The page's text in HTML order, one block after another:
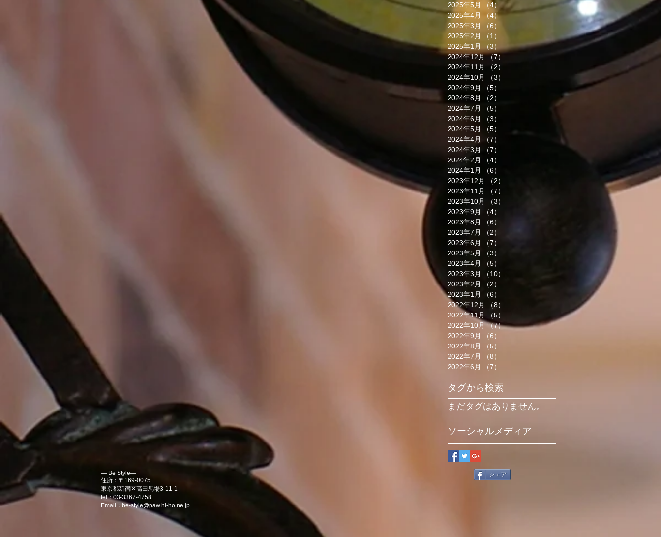
2025年5月
（4）
4件の記事
2025年4月
（4）4件の記事
2025年3月
（6）
2025年2月
（1）
2025年1月
（3）
3件の記事
2024年12月 （7）
2024年11月
（2）
2024年10月
（3）
2024年9月
（5）
2024年8月
（2）
2024年7月
（5）
2024年6月
（3）
2024年5月
（5）
2024年4月
（7）
2024年3月
（7）
2024年2月
（4）
2024年1月
（6）
2023年12月
（2）
2023年11月
（7）
2023年10月
（3）
2023年9月
（4）
2023年8月
（6）
2023年7月
（2）
2023年6月
（7）
2023年5月
（3）
2023年4月
（5）
2023年3月
（10）
2023年2月
（2）
2023年1月
（6）
2022年12月
（8）
2022年11月
（5）
2022年10月 （7）7件の記事
2022年9月
（6）
2022年8月
（5）
2022年7月
（8）
2022年6月
（7）
タグから検索
まだタグはありません。
ソーシャルメディア
― Be Style―
住所：〒169-0075
東京都新宿区高田馬場3-11-1
tel：03-3367-4758
Email： be-style@paw.hi-ho.ne.jp
シェア